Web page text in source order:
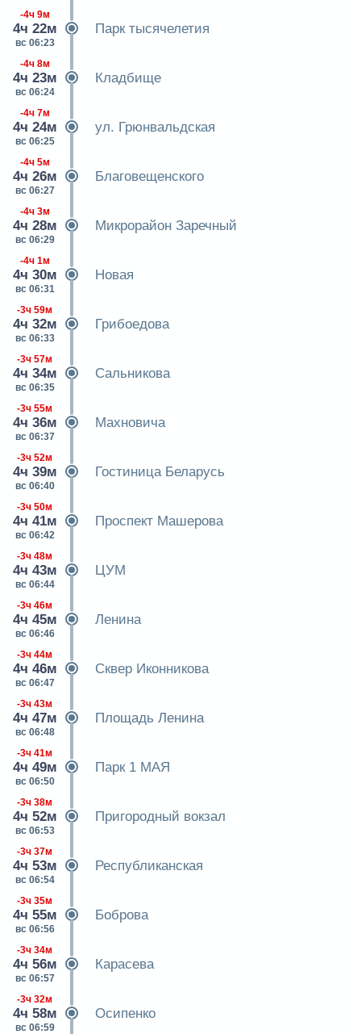
-4ч 9м
4ч 22м
вс 06:23
Парк тысячелетия
-4ч 8м
4ч 23м
вс 06:24
Кладбище
-4ч 7м
4ч 24м
вс 06:25
ул. Грюнвальдская
-4ч 5м
4ч 26м
вс 06:27
Благовещенского
-4ч 3м
4ч 28м
вс 06:29
Микрорайон Заречный
-4ч 1м
4ч 30м
вс 06:31
Новая
-3ч 59м
4ч 32м
вс 06:33
Грибоедова
-3ч 57м
4ч 34м
вс 06:35
Сальникова
-3ч 55м
4ч 36м
вс 06:37
Махновича
-3ч 52м
4ч 39м
вс 06:40
Гостиница Беларусь
-3ч 50м
4ч 41м
вс 06:42
Проспект Машерова
-3ч 48м
4ч 43м
вс 06:44
ЦУМ
-3ч 46м
4ч 45м
вс 06:46
Ленина
-3ч 44м
4ч 46м
вс 06:47
Сквер Иконникова
-3ч 43м
4ч 47м
вс 06:48
Площадь Ленина
-3ч 41м
4ч 49м
вс 06:50
Парк 1 МАЯ
-3ч 38м
4ч 52м
вс 06:53
Пригородный вокзал
-3ч 37м
4ч 53м
вс 06:54
Республиканская
-3ч 35м
4ч 55м
вс 06:56
Боброва
-3ч 34м
4ч 56м
вс 06:57
Карасева
-3ч 32м
4ч 58м
вс 06:59
Осипенко